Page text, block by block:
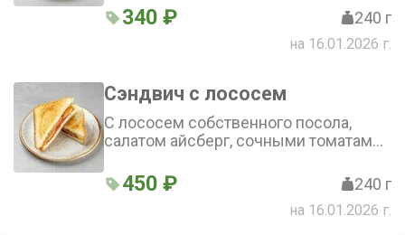
моцареллой и белым чесночным
соусом
340 ₽ 240 г
на 16.01.2026 г.
Сэндвич с лососем
С лососем собственного посола,
салатом айсберг, сочными томатами,
моцареллой и белым чесночным
соусом
450 ₽ 240 г
на 16.01.2026 г.